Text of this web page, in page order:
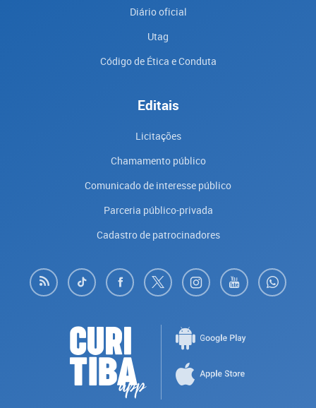
Diário oficial
Utag
Código de Ética e Conduta
Editais
Licitações
Chamamento público
Comunicado de interesse público
Parceria público-privada
Cadastro de patrocinadores